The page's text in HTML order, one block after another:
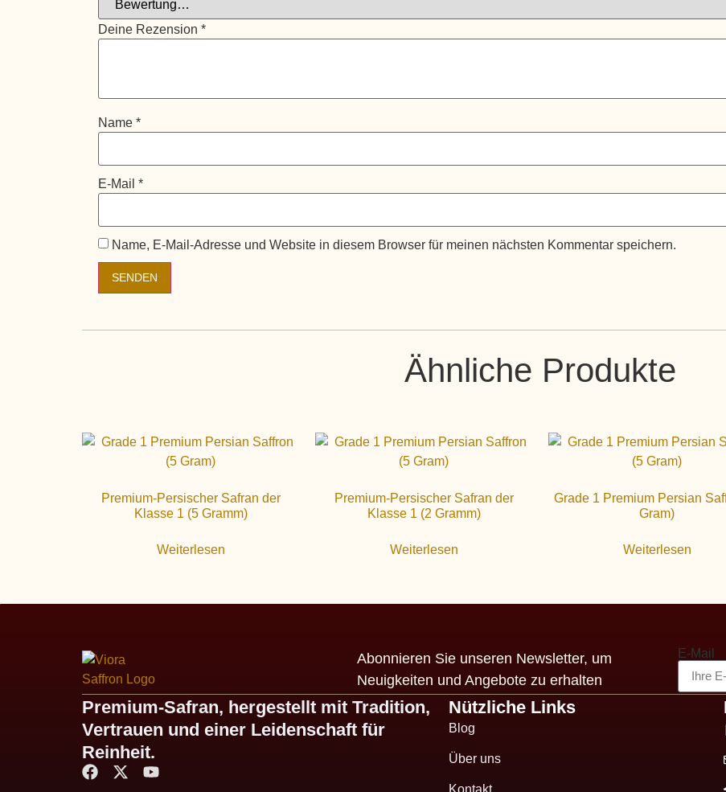
Deine Rezension *
Name *
E-Mail *
Name, E-Mail-Adresse und Website in diesem Browser für meinen nächsten Kommentar speichern.
Ähnliche Produkte
Premium-Persischer Safran der
Klasse 1 (5 Gramm)
Weiterlesen
Premium-Persischer Safran der
Klasse 1 (2 Gramm)
Weiterlesen
Grade 1 Premium Persian
Gram)
Weiterlesen
Abonnieren Sie unseren Newsletter, um
Neuigkeiten und Angebote zu erhalten
E-Mail
Premium-Safran, hergestellt mit Tradition,
Vertrauen und einer Leidenschaft für
Reinheit.
Nützliche Links
Blog
Über uns
Kontakt